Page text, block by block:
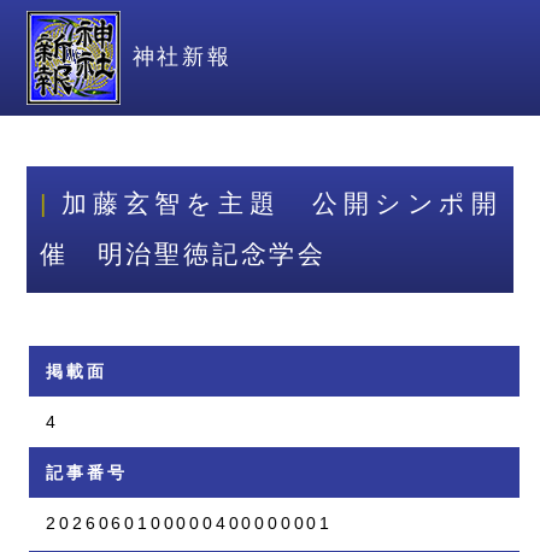
神社新報
加藤玄智を主題 公開シンポ開
催 明治聖徳記念学会
掲載面
4
記事番号
2026060100000400000001